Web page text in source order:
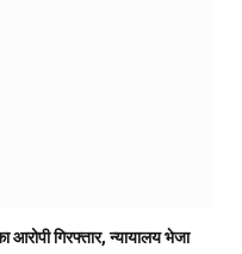
आरोपी गिरफ्तार, न्यायालय भेजा